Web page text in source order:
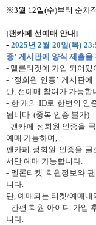
※3월 12일(수)부터 순차
[팬카페 선예매 안내]
- 2025년 2월 20일(목)
증’ 게시판에 양식 제출
- 멜론티켓에 가입 되어
- ‘정회원 인증’ 게시판에
만, 선예매 참여가 가능합
- 한 개의 ID로 한번의 인
됩니다. (중복 인증 불가)
-팬카페 정회원 인증을
예매 가능하며,
팬카페 정회원 인증을
서만 예매 가능합니다.
- 멜론티켓 회원정보와
니다.
단, 예매되는 티켓/예매내
- 간편 회원 아이디 가입
니다.